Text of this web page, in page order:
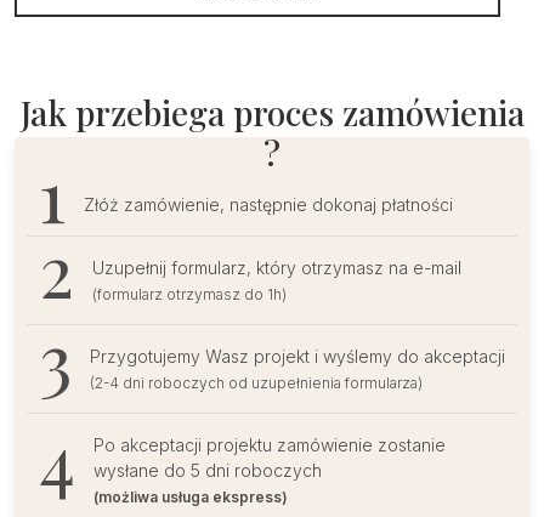
biały
zadruk
Jak przebiega proces zamówienia
?
Złóż zamówienie, następnie dokonaj płatności
Uzupełnij formularz, który otrzymasz na e-mail
(formularz otrzymasz do 1h)
Przygotujemy Wasz projekt i wyślemy do akceptacji
(2-4 dni roboczych od uzupełnienia formularza)
Po akceptacji projektu zamówienie zostanie
wysłane do 5 dni roboczych
(możliwa usługa ekspress)